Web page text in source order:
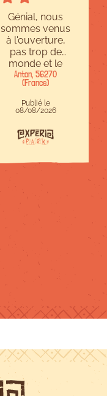
Génial, nous
sommes venus
à l'ouverture,
pas trop de
monde et le
personnel était
sympa. Les
modules
amovibles
étaient
intéressants
exemple). Le
défi "ninja" était
qui est normal
car c'est un
Anton, 56270
(France)
Publié le
08/08/2026